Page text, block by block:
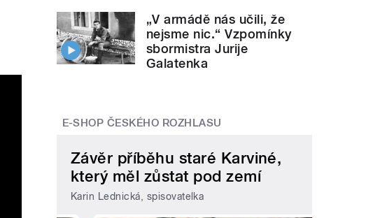
„V armádě nás učili, že
nejsme nic.“ Vzpomínky
sbormistra Jurije
Galatenka
E-SHOP ČESKÉHO ROZHLASU
Závěr příběhu staré Karviné,
který měl zůstat pod zemí
Karin Lednická, spisovatelka